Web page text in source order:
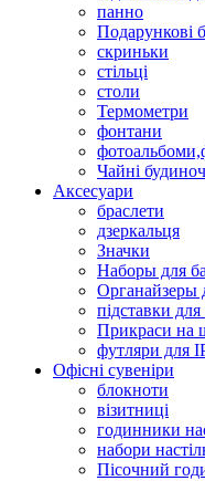
панно
Подарункові
скриньки
стільці
столи
Термометри
фонтани
Чайні
Аксесуари
браслети
дзеркальця
Значки
Наборы для
Органайзеры
підставки
Прикраси на
футляри для
Офісні сувеніри
блокноти
візитниці
годинники
набори
Пісочний